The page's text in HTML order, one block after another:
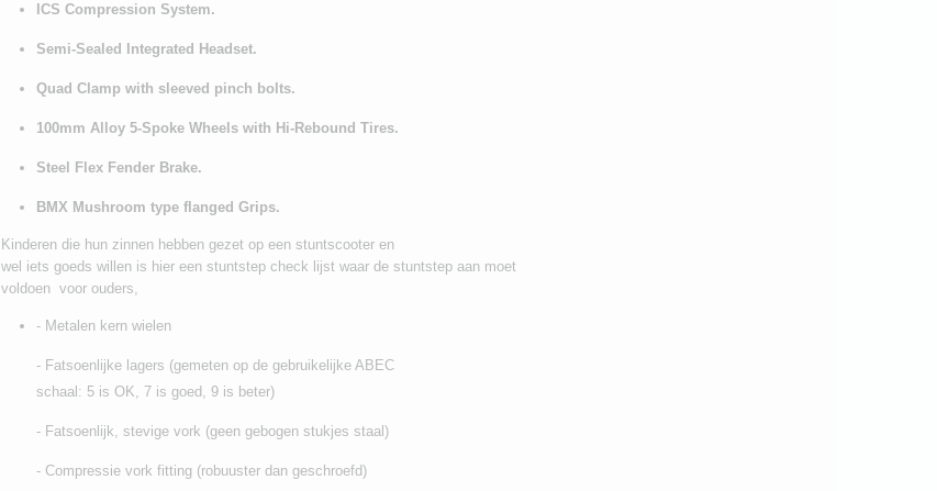
ICS Compression System.
Semi-Sealed Integrated Headset.
Quad Clamp with sleeved pinch bolts.
100mm Alloy 5-Spoke Wheels with Hi-Rebound Tires.
Steel Flex Fender Brake.
BMX Mushroom type flanged Grips.
Kinderen die hun zinnen hebben gezet op een stuntscooter en
wel iets goeds willen is hier een stuntstep check lijst waar de stuntstep aan moet
voldoen voor ouders,
- Metalen kern wielen
- Fatsoenlijke lagers (gemeten op de gebruikelijke ABEC
schaal: 5 is OK, 7 is goed, 9 is beter)
- Fatsoenlijk, stevige vork (geen gebogen stukjes staal)
- Compressie vork fitting (robuuster dan geschroefd)